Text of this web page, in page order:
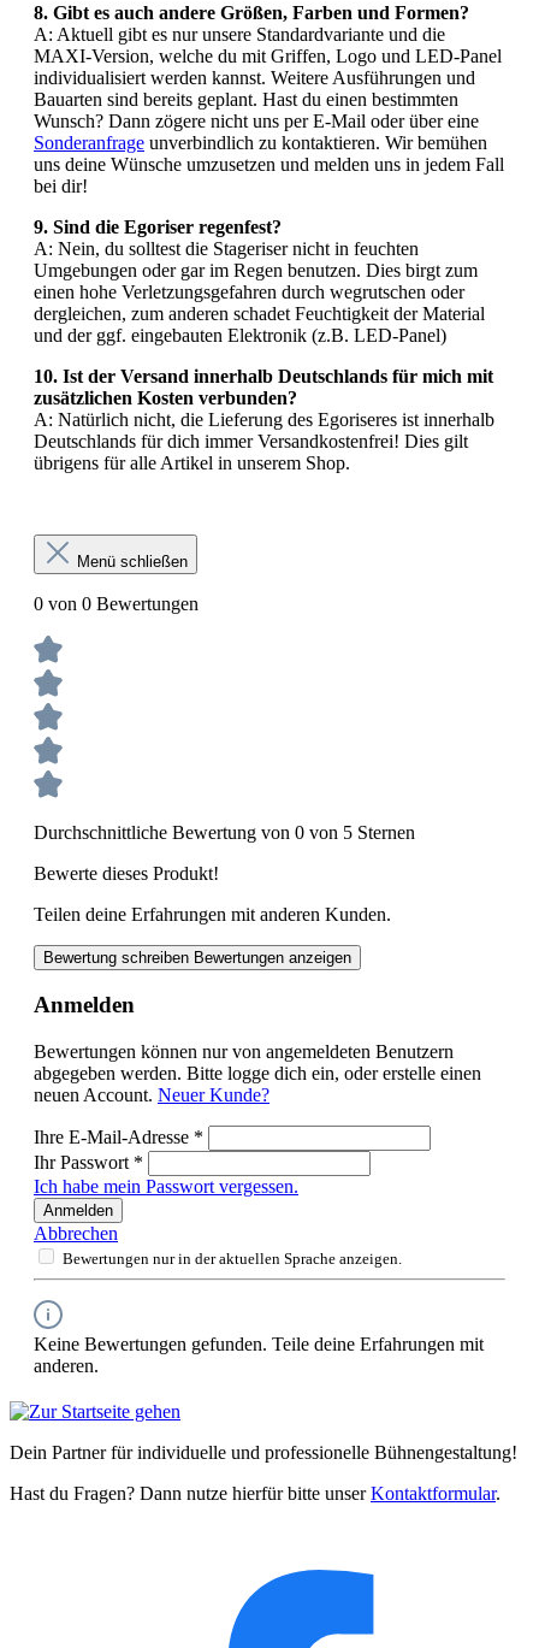
8. Gibt es auch andere Größen, Farben und Formen?
A: Aktuell gibt es nur unsere Standardvariante und die
MAXI-Version, welche du mit Griffen, Logo und LED-Panel
individualisiert werden kannst. Weitere Ausführungen und
Bauarten sind bereits geplant. Hast du einen bestimmten
Wunsch? Dann zögere nicht uns per E-Mail oder über eine
Sonderanfrage unverbindlich zu kontaktieren. Wir bemühen
uns deine Wünsche umzusetzen und melden uns in jedem Fall
bei dir!
9. Sind die Egoriser regenfest?
A: Nein, du solltest die Stageriser nicht in feuchten
Umgebungen oder gar im Regen benutzen. Dies birgt zum
einen hohe Verletzungsgefahren durch wegrutschen oder
dergleichen, zum anderen schadet Feuchtigkeit der Material
und der ggf. eingebauten Elektronik (z.B. LED-Panel)
10. Ist der Versand innerhalb Deutschlands für mich mit
zusätzlichen Kosten verbunden?
A: Natürlich nicht, die Lieferung des Egoriseres ist innerhalb
Deutschlands für dich immer Versandkostenfrei! Dies gilt
übrigens für alle Artikel in unserem Shop.
Menü schließen
0 von 0 Bewertungen
Durchschnittliche Bewertung von 0 von 5 Sternen
Bewerte dieses Produkt!
Teilen deine Erfahrungen mit anderen Kunden.
Bewertung schreiben Bewertungen anzeigen
Anmelden
Bewertungen können nur von angemeldeten Benutzern
abgegeben werden. Bitte logge dich ein, oder erstelle einen
neuen Account. Neuer Kunde?
Ihre E-Mail-Adresse *
Ihr Passwort *
Ich habe mein Passwort vergessen.
Anmelden
Abbrechen
Bewertungen nur in der aktuellen Sprache anzeigen.
Keine Bewertungen gefunden. Teile deine Erfahrungen mit
anderen.
Dein Partner für individuelle und professionelle Bühnengestaltung!
Hast du Fragen? Dann nutze hierfür bitte unserKontaktformular.